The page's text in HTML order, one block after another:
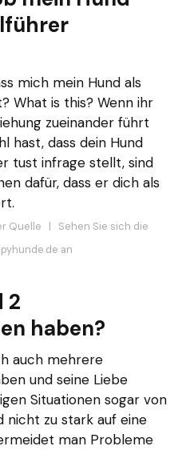
mich mein Hund als
What is this? Wenn ihr
zueinander führt
hast, dass dein Hund
tust infrage stellt, sind
dafür, dass er dich als
Quelle | Sehen Sie sich die
an
2
haben?
auch mehrere
und seine Liebe
Situationen sogar von
nicht zu stark auf eine
man Probleme